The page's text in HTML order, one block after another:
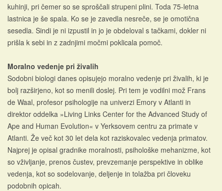
kuhinji, pri čemer so se sproščali strupeni plini. Toda 75-letna
lastnica je še spala. Ko se je zavedla nesreče, se je omotična
sesedla. Sindi je ni izpustil in jo je obdeloval s tačkami, dokler ni
prišla k sebi in z zadnjimi močmi poklicala pomoč.
Moralno vedenje pri živalih
Sodobni biologi danes opisujejo moralno vedenje pri živalih, ki je
bolj razširjeno, kot so menili doslej. Pri tem je vodilni mož Frans
de Waal, profesor psihologije na univerzi Emory v Atlanti in
direktor oddelka »Living Links Center for the Advanced Study of
Ape and Human Evolution« v Yerksovem centru za primate v
Atlanti. Že več kot 30 let dela kot raziskovalec vedenja primatov.
Najprej je opisal gradnike moralnosti, psihološke mehanizme, kot
so vživljanje, prenos čustev, prevzemanje perspektive in oblike
vedenja, kot so sodelovanje, deljenje in tolažba pri človeku
podobnih opicah.